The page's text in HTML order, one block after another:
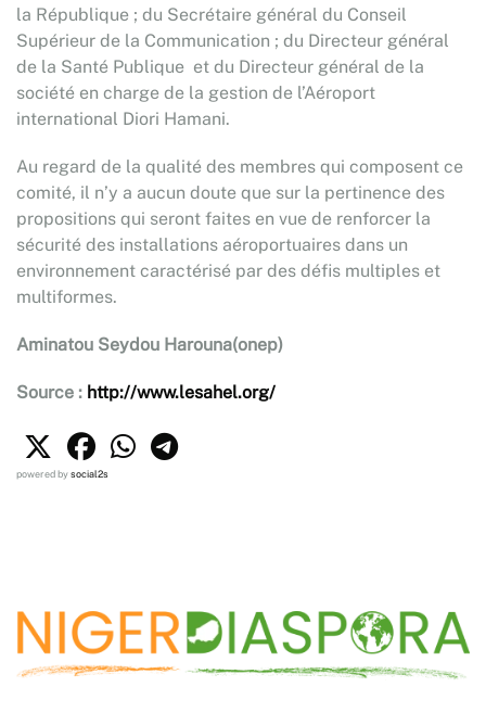
la République ; du Secrétaire général du Conseil
Supérieur de la Communication ; du Directeur général
de la Santé Publique et du Directeur général de la
société en charge de la gestion de l’Aéroport
international Diori Hamani.
Au regard de la qualité des membres qui composent ce
comité, il n’y a aucun doute que sur la pertinence des
propositions qui seront faites en vue de renforcer la
sécurité des installations aéroportuaires dans un
environnement caractérisé par des défis multiples et
multiformes.
Aminatou Seydou Harouna(onep)
Source : http://www.lesahel.org/
powered bysocial2s